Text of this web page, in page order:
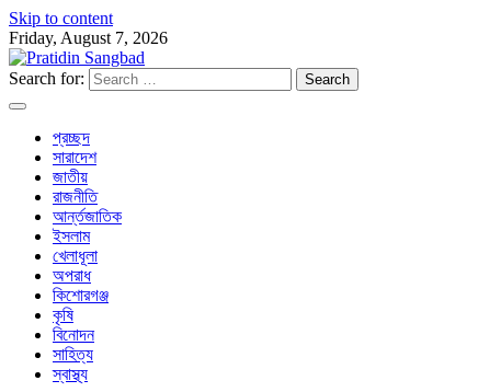
Skip to content
Friday, August 7, 2026
Search for:
প্রচ্ছদ
সারাদেশ
জাতীয়
রাজনীতি
আর্ন্তজাতিক
ইসলাম
খেলাধূলা
অপরাধ
কিশোরগঞ্জ
কৃষি
বিনোদন
সাহিত্য
স্বাস্থ্য